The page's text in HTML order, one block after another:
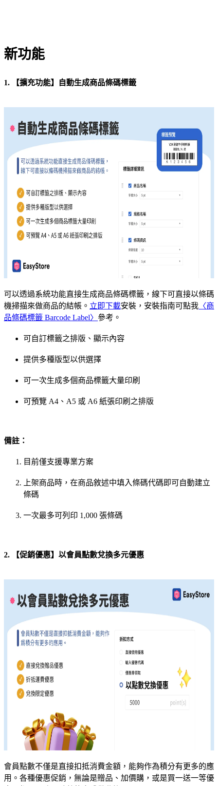
新功能
1. 【擴充功能】自動生成商品條碼標籤
可以透過系統功能直接生成商品條碼標籤，線下可直接以條碼
機掃描來做商品的結帳。 立即下載安裝，安裝指南可點我 〈商
品條碼標籤 Barcode Label〉 參考。
可自訂標籤之排版、顯示內容
提供多種版型以供選擇
可一次生成多個商品標籤大量印刷
可預覽 A4、A5 或 A6 紙張印刷之排版
備註：
目前僅支援專業方案
上架商品時，在商品敘述中填入條碼代碼即可自動建立
條碼
一次最多可列印 1,000 張條碼
2. 【促銷優惠】以會員點數兌換多元優惠
會員點數不僅是直接扣抵消費金額，能夠作為積分有更多的應
用。各種優惠促銷，無論是贈品、加價購，或是買一送一等優